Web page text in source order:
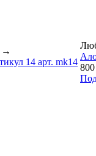
→
14 арт. mk14